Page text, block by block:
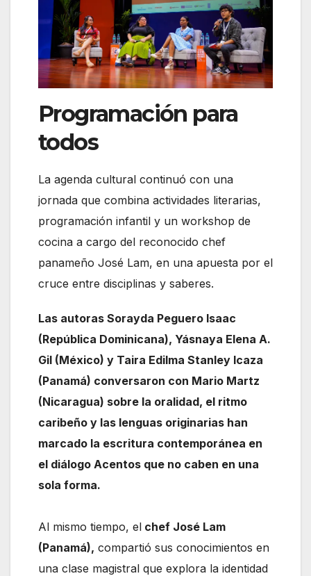
Programación para
todos
La agenda cultural continuó con una
jornada que combina actividades literarias,
programación infantil y un workshop de
cocina a cargo del reconocido chef
panameño José Lam, en una apuesta por el
cruce entre disciplinas y saberes.
Las autoras Sorayda Peguero Isaac
(República Dominicana), Yásnaya Elena A.
Gil (México) y Taira Edilma Stanley Icaza
(Panamá) conversaron con Mario Martz
(Nicaragua) sobre la oralidad, el ritmo
caribeño y las lenguas originarias han
marcado la escritura contemporánea en
el diálogo Acentos que no caben en una
sola forma.
Al mismo tiempo, el chef José Lam
(Panamá), compartió sus conocimientos en
una clase magistral que explora la identidad